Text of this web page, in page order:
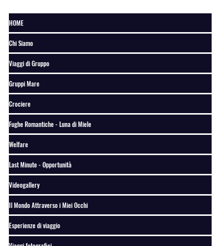
HOME
Chi Siamo
Viaggi di Gruppo
Gruppi Mare
Crociere
Fughe Romantiche - Luna di Miele
Welfare
Last Minute - Opportunità
Videogallery
Il Mondo Attraverso i Miei Occhi
Esperienze di viaggio